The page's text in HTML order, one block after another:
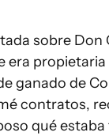
sobre Don
era
ganado de
contratos,
qué